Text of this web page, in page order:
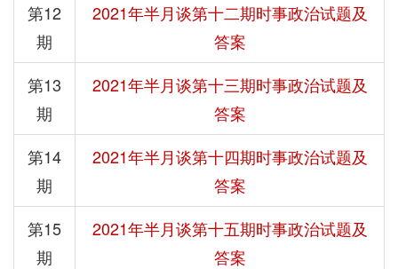
第12
期
2021年半月谈第十二期时事政治试题及
答案
第13
期
2021年半月谈第十三期时事政治试题及
答案
第14
期
2021年半月谈第十四期时事政治试题及
答案
第15
期
2021年半月谈第十五期时事政治试题及
答案